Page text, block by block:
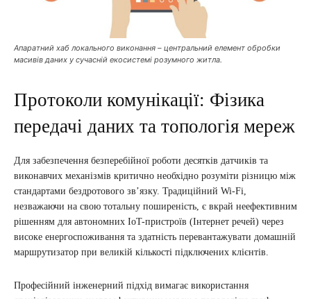
Апаратний хаб локального виконання – центральний елемент обробки
масивів даних у сучасній екосистемі розумного житла.
Протоколи комунікації: Фізика
передачі даних та топологія мереж
Для забезпечення безперебійної роботи десятків датчиків та
виконавчих механізмів критично необхідно розуміти різницю між
стандартами бездротового зв’язку. Традиційний Wi-Fi,
незважаючи на свою тотальну поширеність, є вкрай неефективним
рішенням для автономних IoT-пристроїв (Інтернет речей) через
високе енергоспоживання та здатність перевантажувати домашній
маршрутизатор при великій кількості підключених клієнтів.
Професійний інженерний підхід вимагає використання